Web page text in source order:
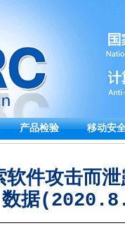
产品检验 移动安
软件攻击
数据